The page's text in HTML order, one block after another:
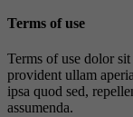
Terms of use
Terms of use dolor
provident ullam
ipsa quod sed,
assumenda.